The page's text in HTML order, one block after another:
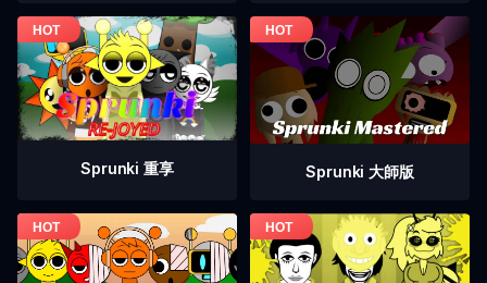
Sprunki 重享 Sprunki 大師版